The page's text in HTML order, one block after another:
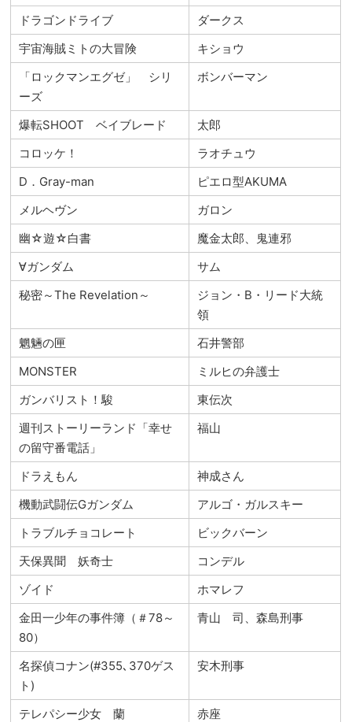
ドラゴンドライブ
ダークス
宇宙海賊ミトの大冒険
キショウ
「ロックマンエグゼ」 シリ
ーズ
ボンバーマン
爆転SHOOT ベイブレード
太郎
コロッケ！
ラオチュウ
D．Gray-man
ピエロ型AKUMA
メルヘヴン
ガロン
幽☆遊☆白書
魔金太郎、鬼連邪
∀ガンダム
サム
秘密～The Revelation～
ジョン・B・リード大統
領
魍魎の匣
石井警部
MONSTER
ミルヒの弁護士
ガンバリスト！駿
東伝次
週刊ストーリーランド「幸せ
の留守番電話」
福山
ドラえもん
神成さん
機動武闘伝Gガンダム
アルゴ・ガルスキー
トラブルチョコレート
ビックバーン
天保異聞 妖奇士
コンデル
ゾイド
ホマレフ
金田一少年の事件簿（＃78～
80）
青山 司、森島刑事
名探偵コナン(#355､370ゲス
ト)
安木刑事
テレパシー少女 蘭
赤座